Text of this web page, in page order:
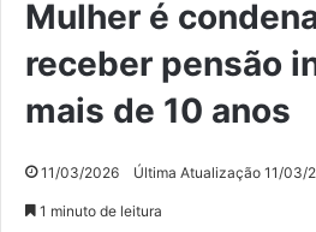
Mulher é
receber pensão
mais de 10 anos
11/03/2026 Última Atualização 11/03/
1 minuto de leitura